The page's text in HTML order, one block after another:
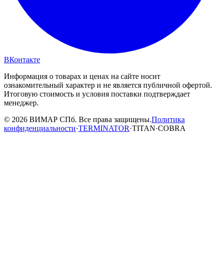
ВКонтакте
Информация о товарах и ценах на сайте носит
ознакомительный характер и не является публичной офертой.
Итоговую стоимость и условия поставки подтверждает
менеджер.
© 2026 ВИМАР СПб. Все права защищены.Политика
конфиденциальности·TERMINATOR·TITAN·COBRA